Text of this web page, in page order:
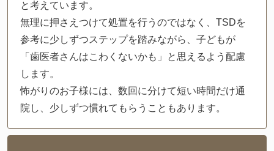
と考えています。
無理に押さえつけて処置を行うのではなく、TSDを
参考に少しずつステップを踏みながら、子どもが
「歯医者さんはこわくないかも」と思えるよう配慮
します。
怖がりのお子様には、数回に分けて短い時間だけ通
院し、少しずつ慣れてもらうこともあります。